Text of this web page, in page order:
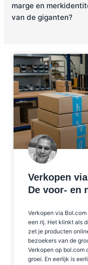
marge en
van de giganten?
Verkopen
De voor- en
Verkopen via
een rij. Het klinkt als
zet je producten
bezoekers van de
Verkopen op bol.com
groei. En eerlijk is